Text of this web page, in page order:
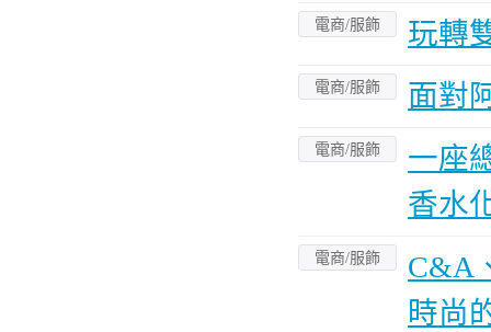
電商/服飾 玩轉
電商/服飾 面對
電商/服飾
一座
香水
電商/服飾
C&A
時尚